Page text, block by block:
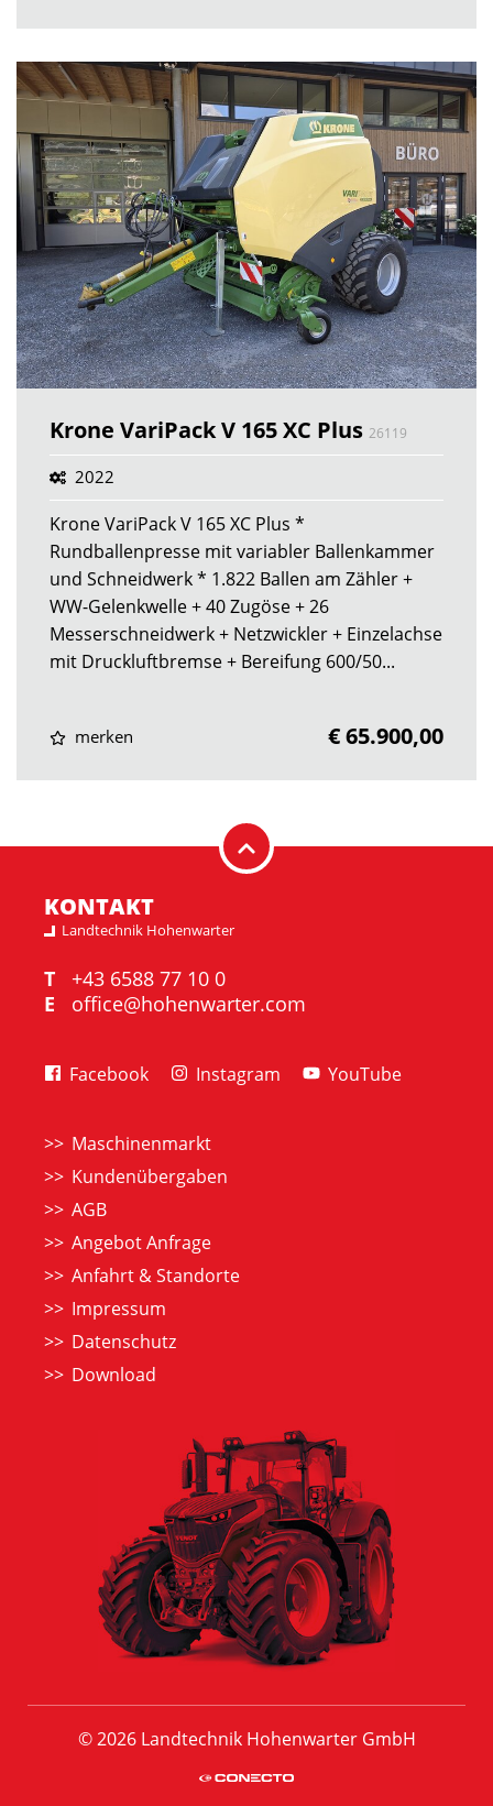
Krone VariPack V 165 XC Plus 26119
2022
Krone VariPack V 165 XC Plus *
Rundballenpresse mit variabler Ballenkammer
und Schneidwerk * 1.822 Ballen am Zähler +
WW-Gelenkwelle + 40 Zugöse + 26
Messerschneidwerk + Netzwickler + Einzelachse
mit Druckluftbremse + Bereifung 600/50...
merken € 65.900,00
KONTAKT
Landtechnik Hohenwarter
T
+43 6588 77 10 0
E
office@hohenwarter.com
Facebook Instagram YouTube
Maschinenmarkt
Kundenübergaben
AGB
Angebot Anfrage
Anfahrt & Standorte
Impressum
Datenschutz
Download
© 2026 Landtechnik Hohenwarter GmbH